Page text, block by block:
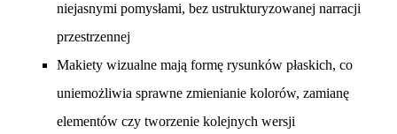
niejasnymi pomysłami, bez ustrukturyzowanej narracji
przestrzennej
Makiety wizualne mają formę rysunków płaskich, co
uniemożliwia sprawne zmienianie kolorów, zamianę
elementów czy tworzenie kolejnych wersji